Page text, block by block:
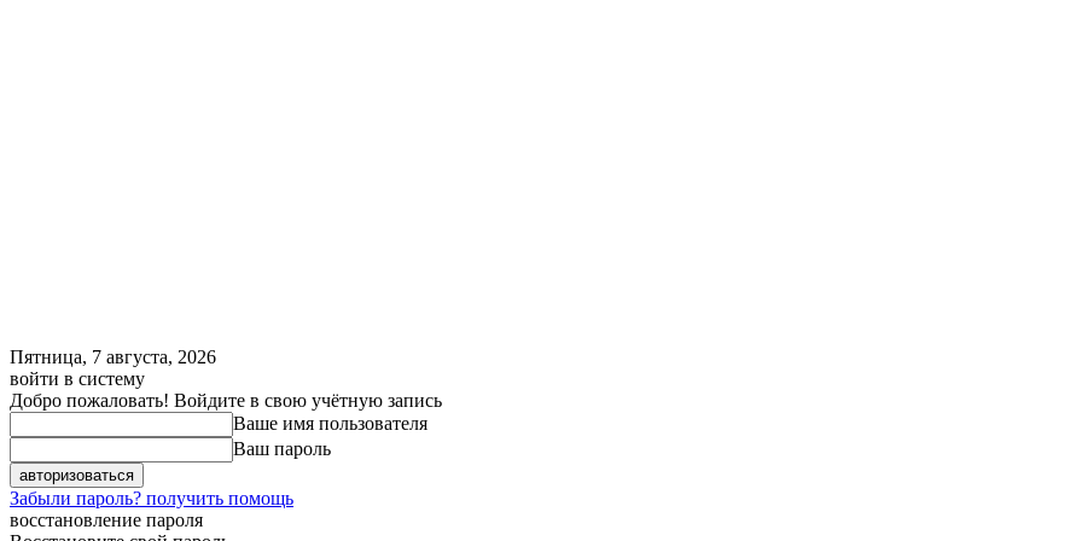
Пятница, 7 августа, 2026
войти в систему
Добро пожаловать! Войдите в свою учётную запись
Ваше имя пользователя
Ваш пароль
Забыли пароль? получить помощь
восстановление пароля